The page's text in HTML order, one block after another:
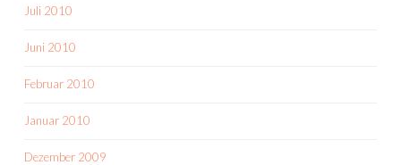
Juli 2010
Juni 2010
Februar 2010
Januar 2010
Dezember 2009